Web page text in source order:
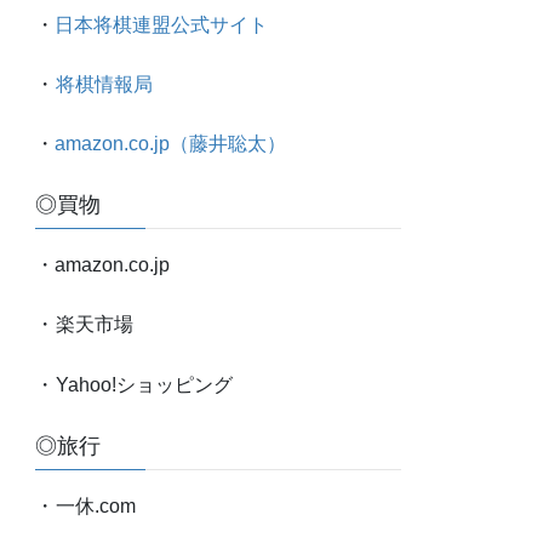
情
etc.
・ 日本将棋連盟公式サイト
・ 将棋情報局
・amazon.co.jp（藤井聡太）
◎買物
・amazon.co.jp
・ 楽天市場
・ Yahoo!ショッピング
◎旅行
・ 一休.com